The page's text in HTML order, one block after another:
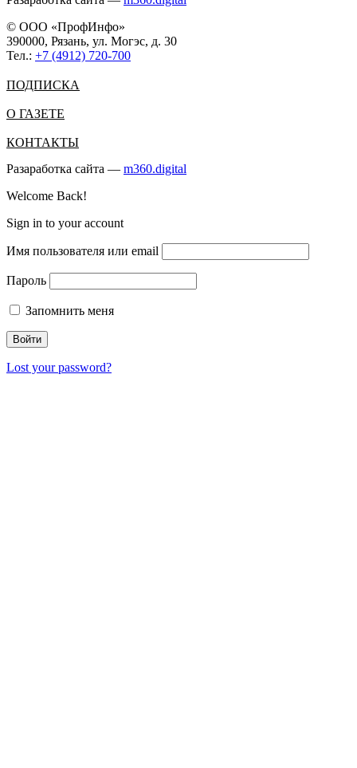
© ООО «ПрофИнфо»
390000, Рязань, ул. Могэс, д. 30
Тел.: +7 (4912) 720-700
ПОДПИСКА
О ГАЗЕТЕ
КОНТАКТЫ
Разаработка сайта — m360.digital
Welcome Back!
Sign in to your account
Имя пользователя или email
Пароль
Запомнить меня
Lost your password?